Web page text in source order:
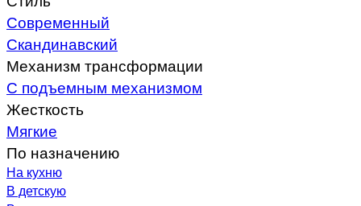
Современный
Скандинавский
Механизм трансформации
С подъемным механизмом
Жесткость
Мягкие
По назначению
На кухню
В детскую